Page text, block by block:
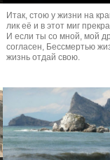
Итак, стою у жизни на
лик её и в этот миг
И если ты со мной, мой
согласен, Бессмертью
жизнь отдай свою.